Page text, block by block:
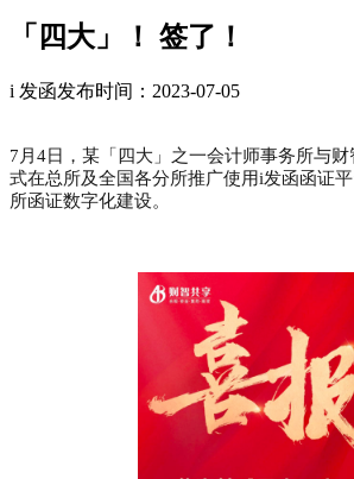
「四大」！ 签了！
i 发函发布时间：2023-07-05
7月4日，某「四大」之一会计师事务所与
式在总所及全国各分所推广使用i发函函证
所函证数字化建设。